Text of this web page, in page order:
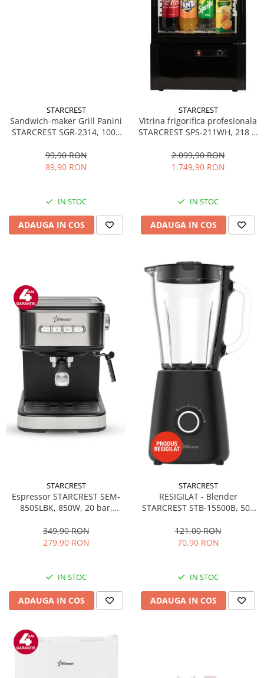
STARCREST
Sandwich-maker Grill Panini
STARCREST SGR-2314, 1000
Deschidere 180°, Suprafata
de gatire 23 x 14 cm, Negru
99,90 RON
89,90 RON
IN STOC
ADAUGA IN COS
STARCREST
Vitrina frigorifica profesionala
STARCREST SPS-211WH, 218 L,
LED, H 141 cm, Negru
2.099,90 RON
1.749,90 RON
IN STOC
ADAUGA IN COS
STARCREST
Espressor STARCREST SEM-
850SLBK, 850W, 20 bar,
dispozitiv spumare, filtru
dublu din inox, Negru/Inox
349,90 RON
279,90 RON
IN STOC
ADAUGA IN COS
STARCREST
RESIGILAT - Blender
STARCREST STB-15500B, 500
Pulse, Negru
121,00 RON
70,90 RON
IN STOC
ADAUGA IN COS